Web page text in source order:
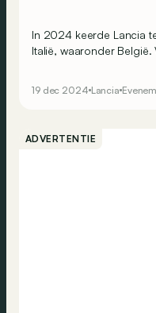
In 2024 keerde Lancia
Italië, waaronder
rallywagen.
19 dec 2024 Lancia
ADVERTENTIE